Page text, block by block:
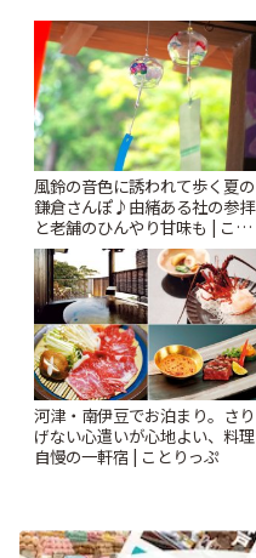
風鈴の音色に誘われて歩く夏の
鎌倉さんぽ♪由緒ある社の参拝
と老舗のひんやり甘味も | こと
りっぷ
河津・南伊豆でお泊まり。さり
げない心遣いが心地よい、料理
自慢の一軒宿 | ことりっぷ